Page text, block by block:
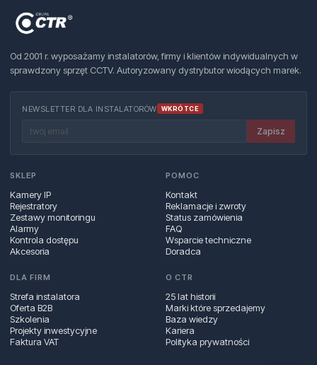
Od 2001 r. wyposażamy instalatorów, firmy i klientów indywidualnych w
sprawdzony sprzęt CCTV. Autoryzowany dystrybutor wiodących marek.
NEWSLETTER DLA INSTALATORÓW WKRÓTCE
Zapisz
SKLEP
Kamery IP
Rejestratory
Zestawy monitoringu
Alarmy
Kontrola dostępu
Akcesoria
POMOC
Kontakt
Reklamacje i zwroty
Status zamówienia
FAQ
Wsparcie techniczne
Doradca
DLA FIRM
Strefa instalatora
Oferta B2B
Szkolenia
Projekty inwestycyjne
Faktura VAT
O CTR
25 lat historii
Marki które sprzedajemy
Baza wiedzy
Kariera
Polityka prywatności